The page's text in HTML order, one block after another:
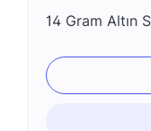
14 Gram Altın